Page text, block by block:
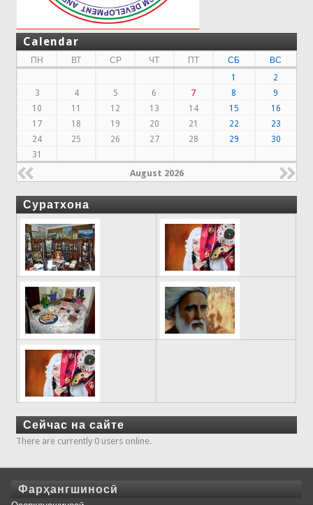
Calendar
ПН ВТ СР ЧТ ПТ СБ
ВС
1
2
3
4 5 6 7 8
9
10
11 12 13 14 15
16
17
18 19 20 21 22
23
24
25 26 27 28 29
30
31
August 2026
Суратхона
Сейчас на сайте
There are currently 0 users online.
Фарҳангшиносӣ